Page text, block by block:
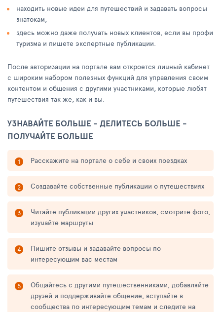
находить новые идеи для путешествий и задавать вопросы
знатокам,
здесь можно даже получать новых клиентов, если вы профи
туризма и пишете экспертные публикации.
После авторизации на портале вам откроется личный кабинет
с широким набором полезных функций для управления своим
контентом и общения с другими участниками, которые любят
путешествия так же, как и вы.
УЗНАВАЙТЕ БОЛЬШЕ - ДЕЛИТЕСЬ БОЛЬШЕ -
ПОЛУЧАЙТЕ БОЛЬШЕ
Расскажите на портале о себе и своих поездках
Создавайте собственные публикации о путешествиях
Читайте публикации других участников, смотрите фото,
изучайте маршруты
Пишите отзывы и задавайте вопросы по
интересующим вас местам
Общайтесь с другими путешественниками, добавляйте
друзей и поддерживайте общение, вступайте в
сообщества по интересующим темам и следите на